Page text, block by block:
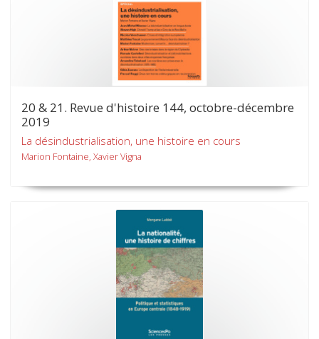
20 & 21. Revue d'histoire 144, octobre-décembre
2019
La désindustrialisation, une histoire en cours
Marion Fontaine, Xavier Vigna